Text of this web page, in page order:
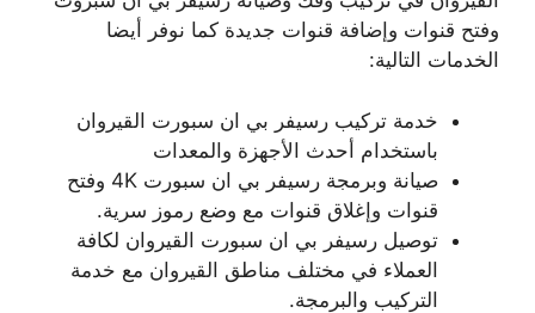
وفتح قنوات وإضافة قنوات جديدة كما نوفر أيضا
الخدمات التالية:
خدمة تركيب رسيفر بي ان سبورت القيروان
باستخدام أحدث الأجهزة والمعدات
صيانة وبرمجة رسيفر بي ان سبورت 4K وفتح
قنوات وإغلاق قنوات مع وضع رموز سرية.
توصيل رسيفر بي ان سبورت القيروان لكافة
العملاء في مختلف مناطق القيروان مع خدمة
التركيب والبرمجة.